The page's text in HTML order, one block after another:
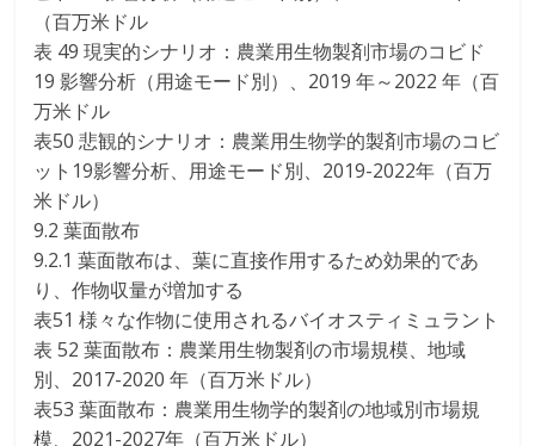
（百万米ドル
表 49 現実的シナリオ：農業用生物製剤市場のコビド
19 影響分析（用途モード別）、2019 年～2022 年（百
万米ドル
表50 悲観的シナリオ：農業用生物学的製剤市場のコビ
ット19影響分析、用途モード別、2019-2022年（百万
米ドル）
9.2 葉面散布
9.2.1 葉面散布は、葉に直接作用するため効果的であ
り、作物収量が増加する
表51 様々な作物に使用されるバイオスティミュラント
表 52 葉面散布：農業用生物製剤の市場規模、地域
別、2017-2020 年（百万米ドル）
表53 葉面散布：農業用生物学的製剤の地域別市場規
模、2021-2027年（百万米ドル）